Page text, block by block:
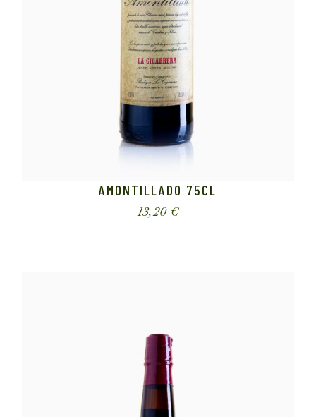
AMONTILLADO 75CL
13,20 €